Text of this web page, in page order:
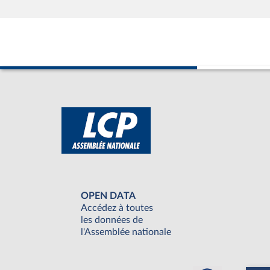
OPEN DATA
Accédez à toutes
les données de
l'Assemblée nationale